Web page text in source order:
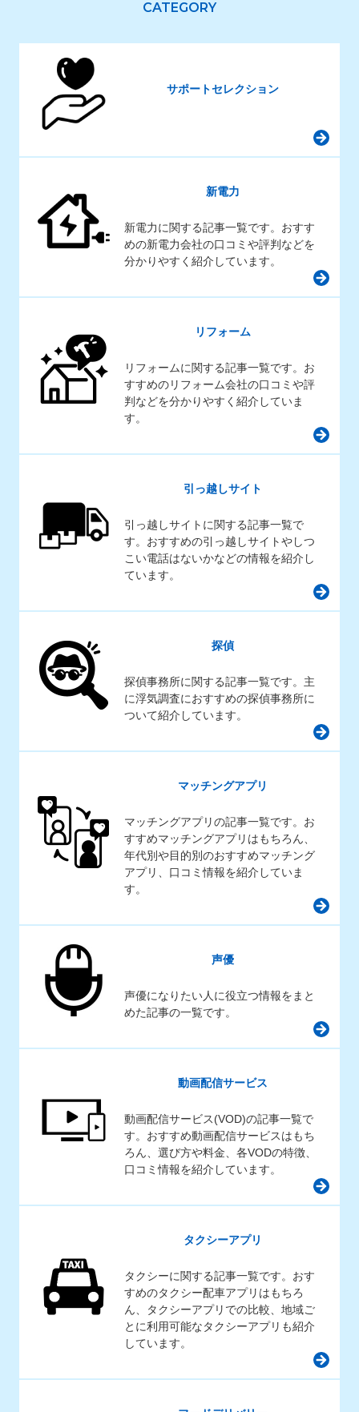
サポートセレクション
新電力
新電力に関する記事一覧です。おすす
めの新電力会社の口コミや評判などを
分かりやすく紹介しています。
リフォーム
リフォームに関する記事一覧です。お
すすめのリフォーム会社の口コミや評
判などを分かりやすく紹介していま
す。
引っ越しサイト
引っ越しサイトに関する記事一覧で
す。おすすめの引っ越しサイトやしつ
こい電話はないかなどの情報を紹介し
ています。
探偵
探偵事務所に関する記事一覧です。主
に浮気調査におすすめの探偵事務所に
ついて紹介しています。
マッチングアプリ
マッチングアプリの記事一覧です。お
すすめマッチングアプリはもちろん、
年代別や目的別のおすすめマッチング
アプリ、口コミ情報を紹介していま
す。
声優
声優になりたい人に役立つ情報をまと
めた記事の一覧です。
動画配信サービス
動画配信サービス(VOD)の記事一覧で
す。おすすめ動画配信サービスはもち
ろん、選び方や料金、各VODの特徴、
口コミ情報を紹介しています。
タクシーアプリ
タクシーに関する記事一覧です。おす
すめのタクシー配車アプリはもちろ
ん、タクシーアプリでの比較、地域ご
とに利用可能なタクシーアプリも紹介
しています。